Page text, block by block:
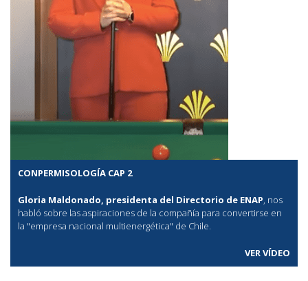
CONPERMISOLOGÍA CAP 2
Gloria Maldonado, presidenta del Directorio de ENAP, nos
habló sobre las aspiraciones de la compañía para convertirse en
la "empresa nacional multienergética" de Chile.
VER VÍDEO